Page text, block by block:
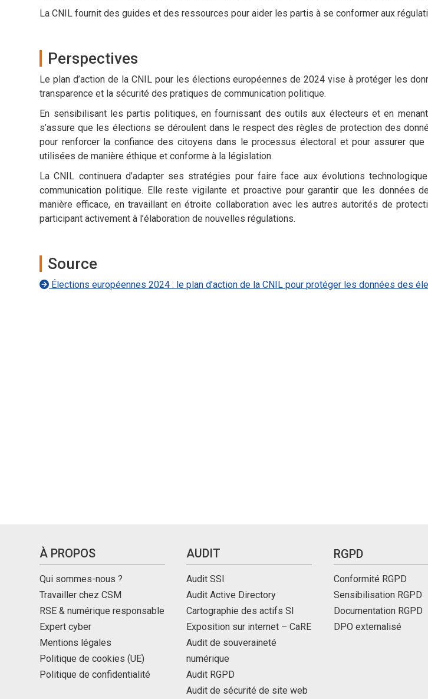
La CNIL fournit des guides et des ressources pour aider les partis à se conformer aux
Perspectives
Le plan d’action de la CNIL pour les élections européennes de 2024 vise à protéger les
transparence et la sécurité des pratiques de communication politique.
En sensibilisant les partis politiques, en fournissant des outils aux électeurs et en
s’assure que les élections se déroulent dans le respect des règles de protection des
pour renforcer la confiance des citoyens dans le processus électoral et pour assurer
utilisées de manière éthique et conforme à la législation.
La CNIL continuera d’adapter ses stratégies pour faire face aux évolutions
communication politique. Elle reste vigilante et proactive pour garantir que les données
manière efficace, en travaillant en étroite collaboration avec les autres autorités de
participant activement à l’élaboration de nouvelles régulations.
Source
Élections européennes 2024 : le plan d’action de la CNIL pour protéger les données des
À PROPOS
Qui sommes-nous ?
Travailler chez CSM
RSE & numérique responsable
Expert cyber
Mentions légales
Politique de cookies (UE)
Politique de confidentialité
AUDIT
Audit SSI
Audit Active Directory
Cartographie des actifs SI
Exposition sur internet – CaRE
Audit de souveraineté
numérique
Audit RGPD
Audit de sécurité de site web
RGPD
Conformité RGPD
Sensibilisation RGPD
Documentation RGPD
DPO externalisé